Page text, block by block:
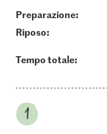
Preparazione:
riposo:
Tempo totale: